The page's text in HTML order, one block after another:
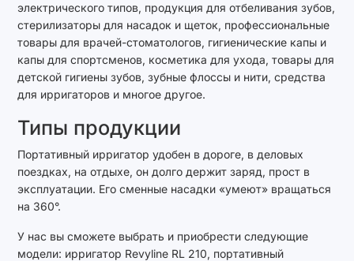
электрического типов, продукция для отбеливания зубов,
стерилизаторы для насадок и щеток, профессиональные
товары для врачей-стоматологов, гигиенические капы и
капы для спортсменов, косметика для ухода, товары для
детской гигиены зубов, зубные флоссы и нити, средства
для ирригаторов и многое другое.
Типы продукции
Портативный ирригатор удобен в дороге, в деловых
поездках, на отдыхе, он долго держит заряд, прост в
эксплуатации. Его сменные насадки «умеют» вращаться
на 360°.
У нас вы сможете выбрать и приобрести следующие
модели: ирригатор Revyline RL 210, портативный